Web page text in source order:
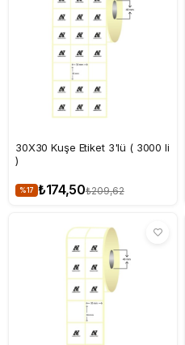
30X30 Kuşe Etiket 3'lü ( 3000 li
)
%17 ₺174,50₺209,62